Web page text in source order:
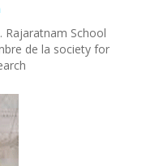
Rajaratnam School
de la society for